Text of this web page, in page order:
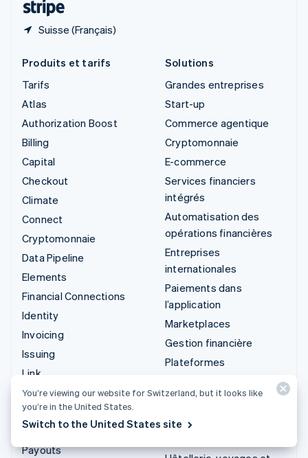
Suisse (Français)
Produits et tarifs
Tarifs
Atlas
Authorization Boost
Billing
Capital
Checkout
Climate
Connect
Cryptomonnaie
Data Pipeline
Elements
Financial Connections
Identity
Invoicing
Issuing
Link
Managed Payments
Liens de paiement
Payments
Payouts
Solutions
Grandes entreprises
Start-up
Commerce agentique
Cryptomonnaie
E-commerce
Services financiers
intégrés
Automatisation des
opérations financières
Entreprises
internationales
Paiements dans
l’application
Marketplaces
Gestion financière
Plateformes
Entreprises d'IA
Économie des créateurs
You’re viewing our website for Switzerland, but it looks like
you’re in the United States.
Switch to the United States site